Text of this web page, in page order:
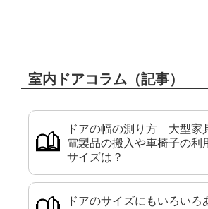
室内ドアコラム（記事）
ドアの幅の測り方 大型家
電製品の搬入や車椅子の利
サイズは？
ドアのサイズにもいろいろ